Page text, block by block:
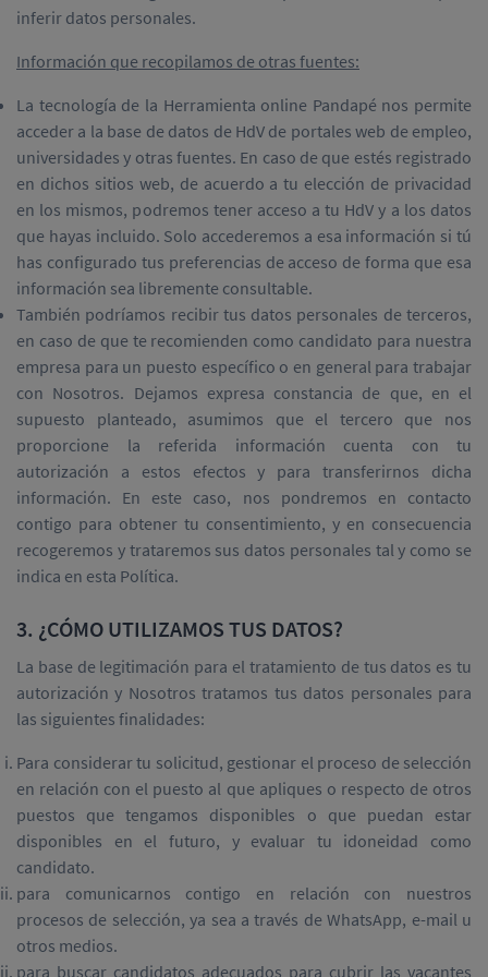
inferir datos personales.
Información que recopilamos de otras fuentes:
La tecnología de la Herramienta online Pandapé nos permite
acceder a la base de datos de HdV de portales web de empleo,
universidades y otras fuentes. En caso de que estés registrado
en dichos sitios web, de acuerdo a tu elección de privacidad
en los mismos, podremos tener acceso a tu HdV y a los datos
que hayas incluido. Solo accederemos a esa información si tú
has configurado tus preferencias de acceso de forma que esa
información sea libremente consultable.
También podríamos recibir tus datos personales de terceros,
en caso de que te recomienden como candidato para nuestra
empresa para un puesto específico o en general para trabajar
con Nosotros. Dejamos expresa constancia de que, en el
supuesto planteado, asumimos que el tercero que nos
proporcione la referida información cuenta con tu
autorización a estos efectos y para transferirnos dicha
información. En este caso, nos pondremos en contacto
contigo para obtener tu consentimiento, y en consecuencia
recogeremos y trataremos sus datos personales tal y como se
indica en esta Política.
3. ¿CÓMO UTILIZAMOS TUS DATOS?
La base de legitimación para el tratamiento de tus datos es tu
autorización y Nosotros tratamos tus datos personales para
las siguientes finalidades:
Para considerar tu solicitud, gestionar el proceso de selección
en relación con el puesto al que apliques o respecto de otros
puestos que tengamos disponibles o que puedan estar
disponibles en el futuro, y evaluar tu idoneidad como
candidato.
para comunicarnos contigo en relación con nuestros
procesos de selección, ya sea a través de WhatsApp, e-mail u
otros medios.
para buscar candidatos adecuados para cubrir las vacantes